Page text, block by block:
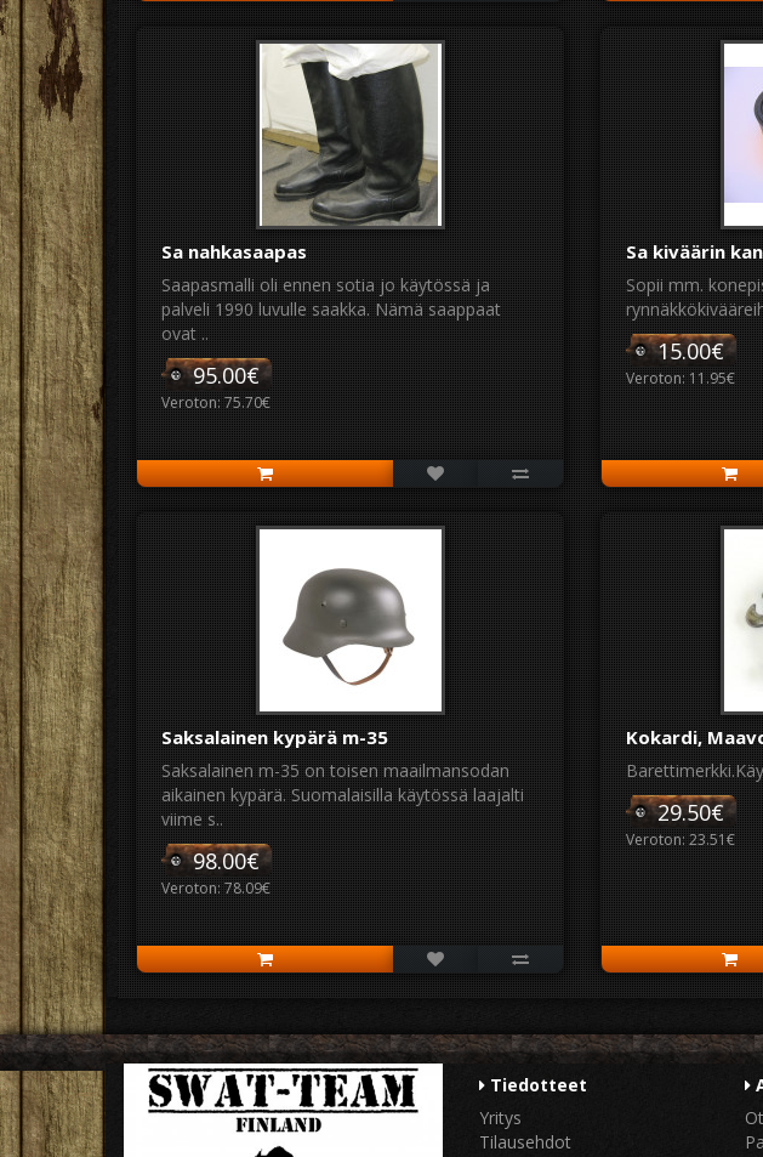
Sa nahkasaapas
Saapasmalli oli ennen sotia jo käytössä ja
palveli 1990 luvulle saakka. Nämä saappaat
ovat ..
95.00€
Veroton: 75.70€
Sa kiväärin
Sopii mm.
15.00€
Veroton: 11.95€
Saksalainen kypärä m-35
Saksalainen m-35 on toisen maailmansodan
aikainen kypärä. Suomalaisilla käytössä laajalti
viime s..
98.00€
Veroton: 78.09€
Kokardi,
29.50€
Veroton: 23.51€
Tiedotteet
Yritys
Tilausehdot